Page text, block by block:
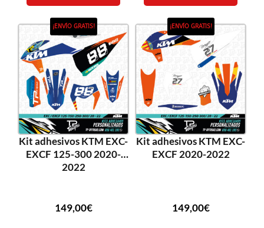
¡ENVÍO GRATIS!
Kit adhesivos KTM EXC-
EXCF 125-300 2020-
2022
149,00€
¡ENVÍO GRATIS!
Kit adhesivos KTM EXC-
EXCF 2020-2022
149,00€